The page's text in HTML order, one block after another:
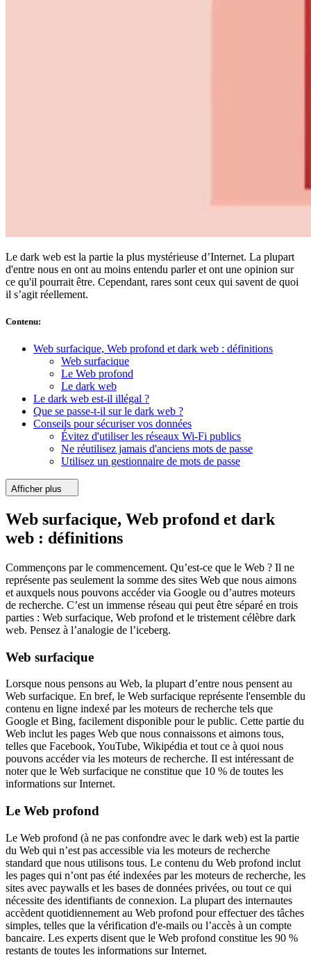
Le dark web est la partie la plus mystérieuse d’Internet. La plupart
d'entre nous en ont au moins entendu parler et ont une opinion sur
ce qu'il pourrait être. Cependant, rares sont ceux qui savent de quoi
il s’agit réellement.
Contenu:
Web surfacique, Web profond et dark web : définitions
Web surfacique
Le Web profond
Le dark web
Le dark web est-il illégal ?
Que se passe-t-il sur le dark web ?
Conseils pour sécuriser vos données
Évitez d'utiliser les réseaux Wi-Fi publics
Ne réutilisez jamais d'anciens mots de passe
Utilisez un gestionnaire de mots de passe
Afficher plus
Web surfacique, Web profond et dark
web : définitions
Commençons par le commencement. Qu’est-ce que le Web ? Il ne
représente pas seulement la somme des sites Web que nous aimons
et auxquels nous pouvons accéder via Google ou d’autres moteurs
de recherche. C’est un immense réseau qui peut être séparé en trois
parties : Web surfacique, Web profond et le tristement célèbre dark
web. Pensez à l’analogie de l’iceberg.
Web surfacique
Lorsque nous pensons au Web, la plupart d’entre nous pensent au
Web surfacique. En bref, le Web surfacique représente l'ensemble du
contenu en ligne indexé par les moteurs de recherche tels que
Google et Bing, facilement disponible pour le public. Cette partie du
Web inclut les pages Web que nous connaissons et aimons tous,
telles que Facebook, YouTube, Wikipédia et tout ce à quoi nous
pouvons accéder via les moteurs de recherche. Il est intéressant de
noter que le Web surfacique ne constitue que 10 % de toutes les
informations sur Internet.
Le Web profond
Le Web profond (à ne pas confondre avec le dark web) est la partie
du Web qui n’est pas accessible via les moteurs de recherche
standard que nous utilisons tous. Le contenu du Web profond inclut
les pages qui n’ont pas été indexées par les moteurs de recherche, les
sites avec paywalls et les bases de données privées, ou tout ce qui
nécessite des identifiants de connexion. La plupart des internautes
accèdent quotidiennement au Web profond pour effectuer des tâches
simples, telles que la vérification d'e-mails ou l’accès à un compte
bancaire. Les experts disent que le Web profond constitue les 90 %
restants de toutes les informations sur Internet.